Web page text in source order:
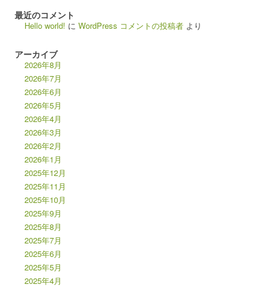
最近のコメント
Hello world! に WordPress コメントの投稿者 より
アーカイブ
2026年8月
2026年7月
2026年6月
2026年5月
2026年4月
2026年3月
2026年2月
2026年1月
2025年12月
2025年11月
2025年10月
2025年9月
2025年8月
2025年7月
2025年6月
2025年5月
2025年4月